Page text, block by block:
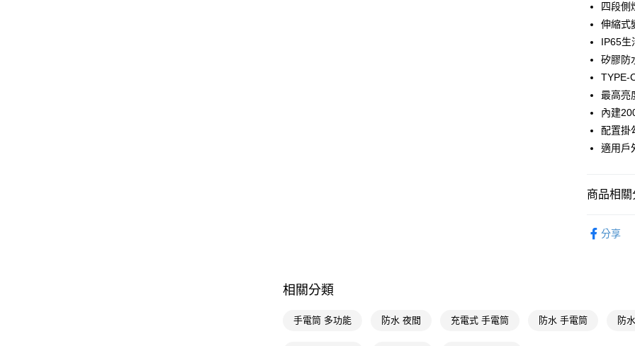
Apple Pay
街口支付
悠遊付
Google
AFTEE先
相關說明
【關於「
２．便利
【「
絡購買商
宅配(廠商
四段側
伸縮式
IP65生
矽膠防
TYPE-
最高亮
內建
配置掛
適用戶
商品相關
分享
相關分類
手電筒 多功能 防水 夜間 充電式 手電筒 防水 手電筒 防